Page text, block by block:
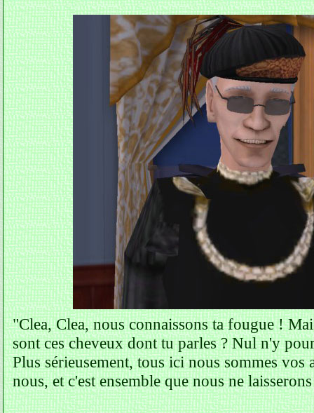
"Clea, Clea, nous connaissons ta fougue !
sont ces cheveux dont tu parles ? Nul n'y
Plus sérieusement, tous ici nous sommes
nous, et c'est ensemble que nous ne